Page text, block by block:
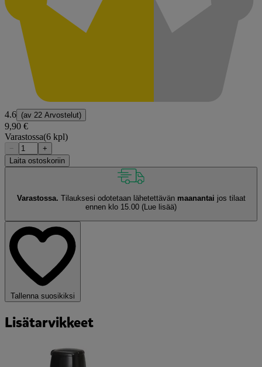
4.6 (av 22 Arvostelut)
9,90 €
Varastossa(6 kpl)
−
+
Laita ostoskoriin
Varastossa. Tilauksesi odotetaan lähetettävän maanantai jos tilaat
ennen klo 15.00 (Lue lisää)
Tallenna suosikiksi
Lisätarvikkeet